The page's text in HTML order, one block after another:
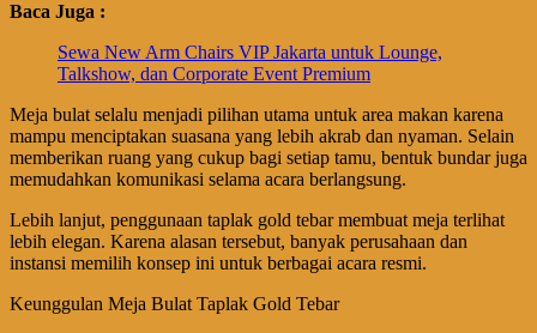
Baca Juga :
Sewa New Arm Chairs VIP Jakarta untuk Lounge,
Talkshow, dan Corporate Event Premium
Meja bulat selalu menjadi pilihan utama untuk area makan karena
mampu menciptakan suasana yang lebih akrab dan nyaman. Selain
memberikan ruang yang cukup bagi setiap tamu, bentuk bundar juga
memudahkan komunikasi selama acara berlangsung.
Lebih lanjut, penggunaan taplak gold tebar membuat meja terlihat
lebih elegan. Karena alasan tersebut, banyak perusahaan dan
instansi memilih konsep ini untuk berbagai acara resmi.
Keunggulan Meja Bulat Taplak Gold Tebar